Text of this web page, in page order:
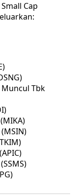
Cap
Muncul Tbk